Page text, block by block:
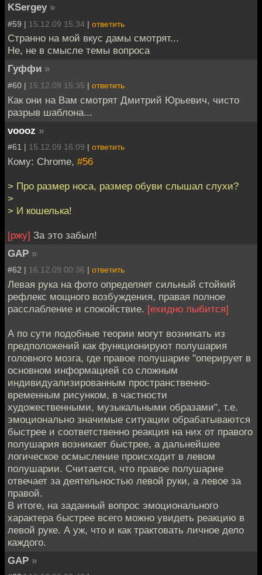
KSergey »
#59 | 15.12.09 15:34 | ответить
Странно на мой вкус дамы смотрят...
Не, не в смысле темы вопроса
Гуффи »
#60 | 15.12.09 15:35 | ответить
Как они на Вам смотрят Дмитрий Юрьевич, чисто
разрыв шаблона...
voooz »
#61 | 15.12.09 16:09 | ответить
Кому: Chrome, #56
> Про размер носа, размер обуви слышал слухи?
>
> И кошелька!
[ржу] За это забыл!
GAP »
#62 | 16.12.09 00:36 | ответить
Левая рука на фото определяет сильный стойкий
рефлекс мощного возбуждения, правая полное
расслабление и спокойствие. [ехидно лыбится]
А по сути подобные теории могут возникать из
предположений как функционируют полушария
головного мозга, где правое полушарие "оперирует в
основном информацией со сложным
индивидуализированным пространственно-
временным рисунком, в частности
художественными, музыкальными образами", т.е.
эмоционально значимые ситуации обрабатываются
быстрее и соответственно реакция на них от правого
полушария возникает быстрее, а дальнейшее
логическое осмысление происходит в левом
полушарии. Считается, что правое полушарие
отвечает за деятельностью левой руки, а левое за
правой.
В итоге, на заданный вопрос эмоционального
характера быстрее всего можно увидеть реакцию в
левой руке. А уж, что и как трактовать личное дело
каждого.
GAP »